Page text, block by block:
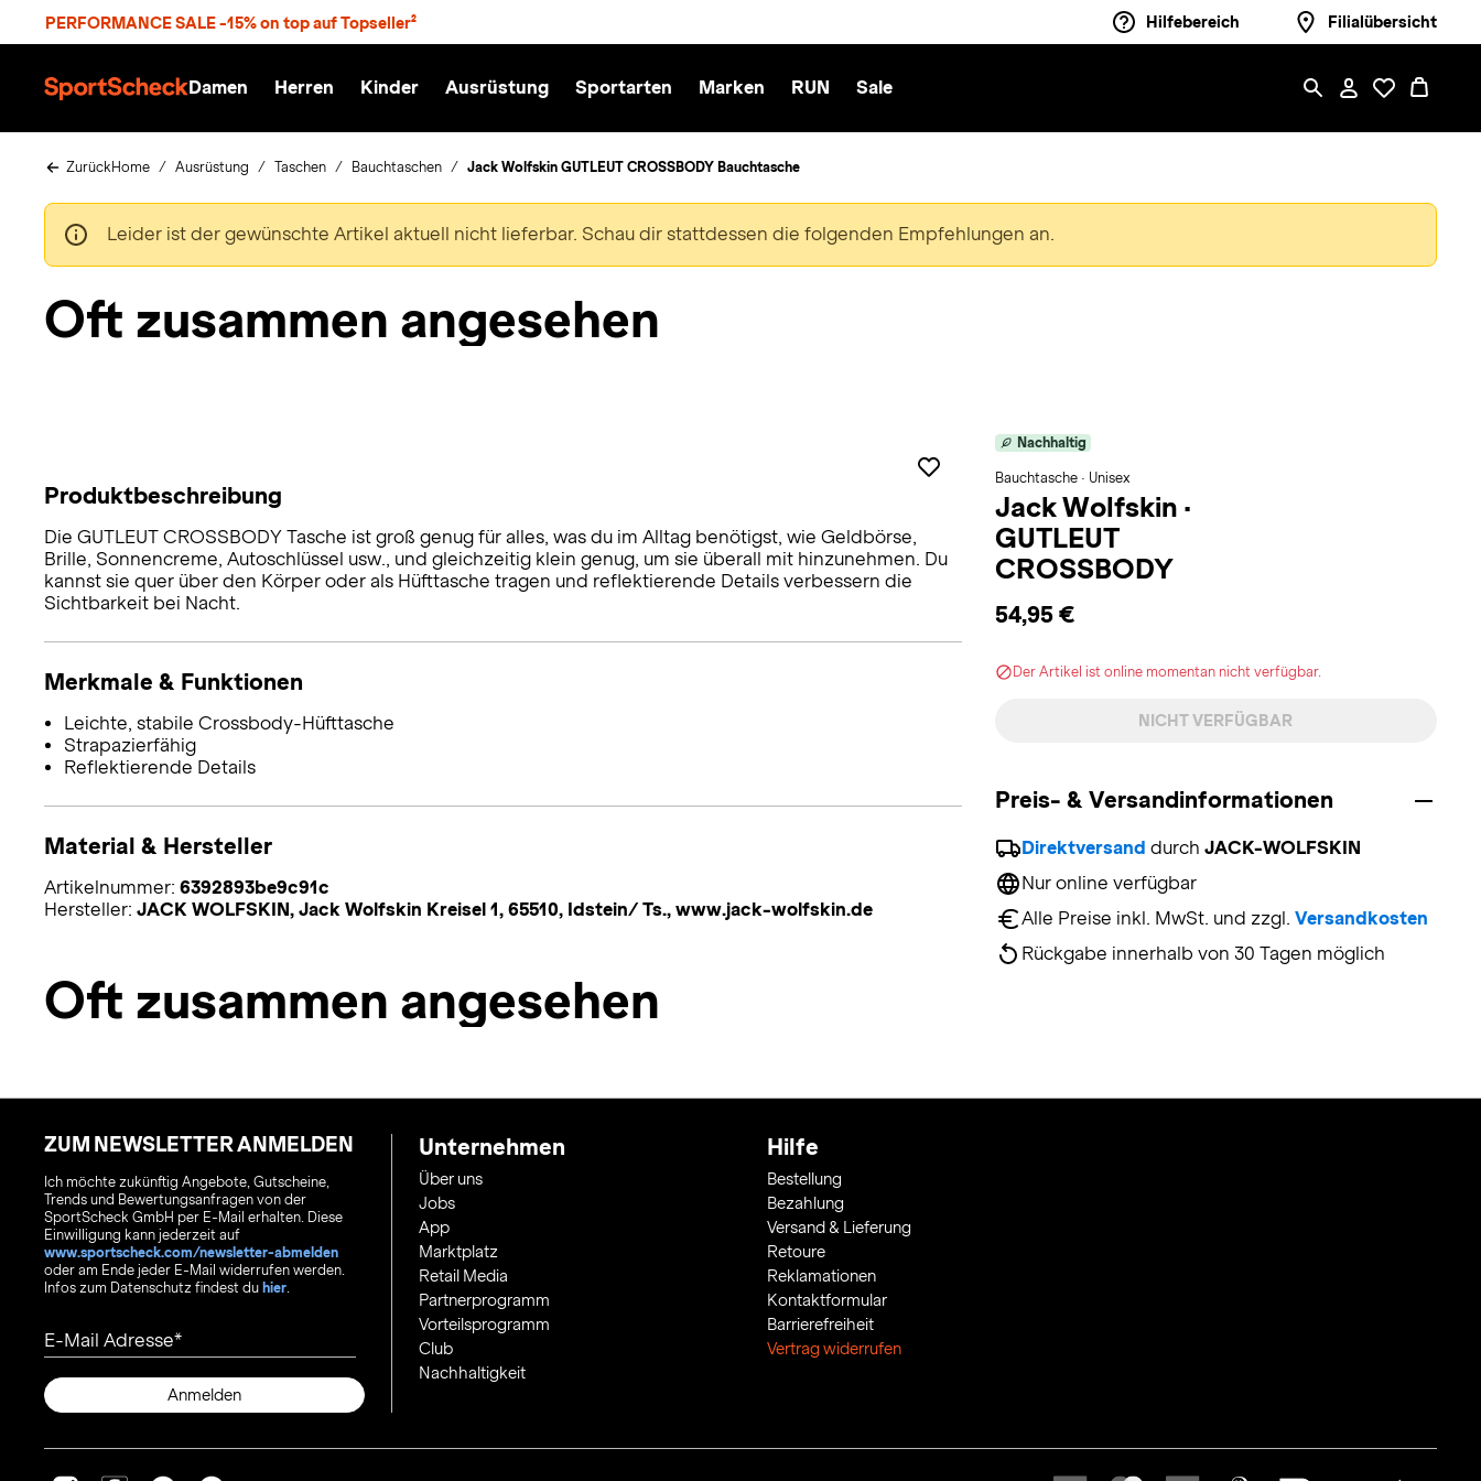
PERFORMANCE SALE -15% on top auf Topseller² Hilfebereich Filialübersicht
S
e
Damen Herren Kinder Ausrüstung Sportarten Marken RUN Sale
ZurückHome Ausrüstung Taschen Bauchtaschen Jack Wolfskin GUTLEUT CROSSBODY Bauchtasche
Leider ist der gewünschte Artikel aktuell nicht lieferbar. Schau dir stattdessen die folgenden Empfehlungen an.
Oft zusammen angesehen
Nachhaltig
Bauchtasche · Unisex
Jack Wolfskin ·
GUTLEUT
CROSSBODY
54,95 €
Der Artikel ist online momentan nicht verfügbar.
NICHT VERFÜGBAR
Preis- & Versandinformationen
Direktversand durch JACK-WOLFSKIN
Nur online verfügbar
Alle Preise inkl. MwSt. und zzgl. Versandkosten
Rückgabe innerhalb von 30 Tagen möglich
Produktbeschreibung
Die GUTLEUT CROSSBODY Tasche ist groß genug für alles, was du im Alltag benötigst, wie Geldbörse,
Brille, Sonnencreme, Autoschlüssel usw., und gleichzeitig klein genug, um sie überall mit hinzunehmen. Du
kannst sie quer über den Körper oder als Hüfttasche tragen und reflektierende Details verbessern die
Sichtbarkeit bei Nacht.
Merkmale & Funktionen
Leichte, stabile Crossbody-Hüfttasche
Strapazierfähig
Reflektierende Details
Material & Hersteller
Artikelnummer: 6392893be9c91c
Hersteller: JACK WOLFSKIN, Jack Wolfskin Kreisel 1, 65510, Idstein/ Ts., www.jack-wolfskin.de
Oft zusammen angesehen
ZUM NEWSLETTER ANMELDEN
Ich möchte zukünftig Angebote, Gutscheine,
Trends und Bewertungsanfragen von der
SportScheck GmbH per E-Mail erhalten. Diese
Einwilligung kann jederzeit auf
www.sportscheck.com/newsletter-abmelden
oder am Ende jeder E-Mail widerrufen werden.
Infos zum Datenschutz findest du hier.
E-Mail Adresse
Anmelden
Unternehmen
Über uns
Jobs
App
Marktplatz
Retail Media
Partnerprogramm
Vorteilsprogramm
Club
Nachhaltigkeit
Hilfe
Bestellung
Bezahlung
Versand & Lieferung
Retoure
Reklamationen
Kontaktformular
Barrierefreiheit
Vertrag widerrufen